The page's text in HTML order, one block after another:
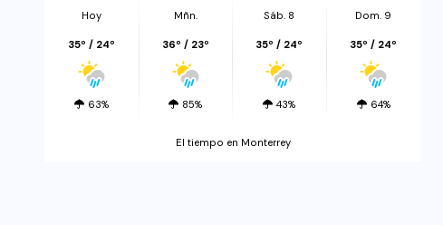
Hoy
35º / 24º
63%
Mñn.
36º / 23º
85%
Sáb. 8
35º / 24º
43%
Dom. 9
35º / 24º
64%
El tiempo en Monterrey